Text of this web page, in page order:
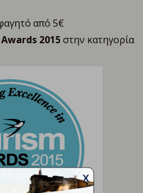
X
από 5€
2015στην κατηγορία